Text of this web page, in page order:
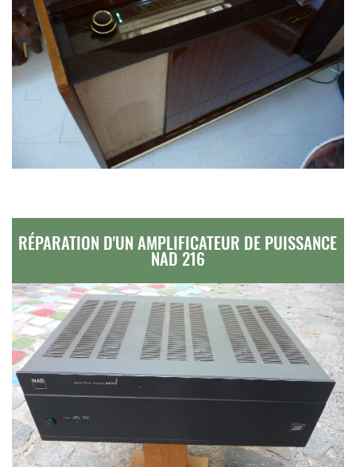
RÉPARATION D'UN AMPLIFICATEUR DE PUISSANCE
NAD 216